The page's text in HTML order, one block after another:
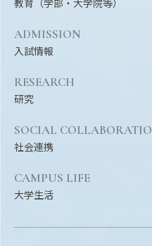
ADMISSION
入試情報
RESEARCH
研究
SOCIAL
社会連携
CAMPUS LIFE
大学生活